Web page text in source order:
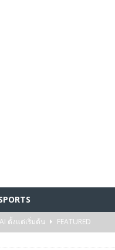
ตั้งแต่เริ่มต้น
FEATURED